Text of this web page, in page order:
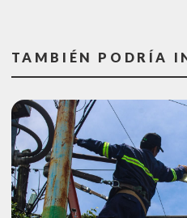
TAMBIÉN PODRÍA